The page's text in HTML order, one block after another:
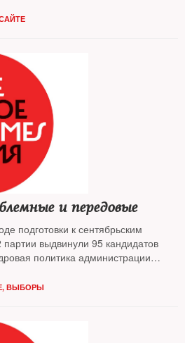
и передовые
подготовки к сентябрьским
выдвинули 95 кандидатов
политика администрации
, ВЫБОРЫ